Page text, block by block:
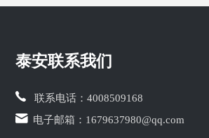
泰安联系我们
联系电话：4008509168
电子邮箱： 1679637980@qq.com